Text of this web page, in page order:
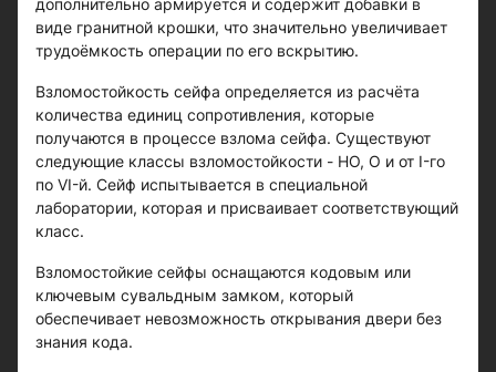
дополнительно армируется и содержит добавки в
виде гранитной крошки, что значительно увеличивает
трудоёмкость операции по его вскрытию.
Взломостойкость сейфа определяется из расчёта
количества единиц сопротивления, которые
получаются в процессе взлома сейфа. Существуют
следующие классы взломостойкости - НО, О и от I-го
по VI-й. Сейф испытывается в специальной
лаборатории, которая и присваивает соответствующий
класс.
Взломостойкие сейфы оснащаются кодовым или
ключевым сувальдным замком, который
обеспечивает невозможность открывания двери без
знания кода.